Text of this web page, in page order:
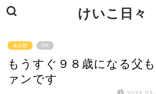
けいこ日々
未分類 PR
もうすぐ９８歳になる父
ァンです